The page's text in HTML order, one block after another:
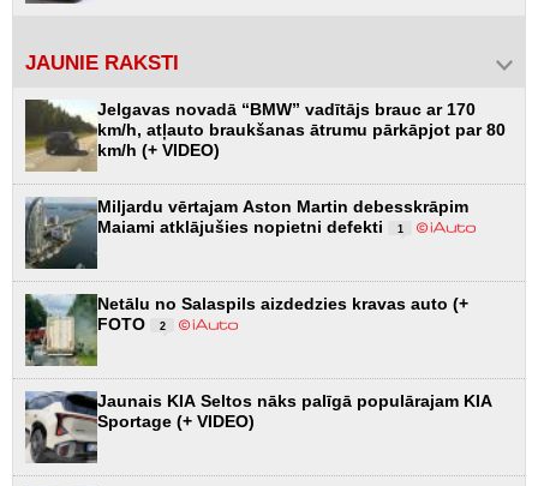
JAUNIE RAKSTI
Jelgavas novadā “BMW” vadītājs brauc ar 170
km/h, atļauto braukšanas ātrumu pārkāpjot par 80
km/h (+ VIDEO)
Miljardu vērtajam Aston Martin debesskrāpim
Maiami atklājušies nopietni defekti
1
Netālu no Salaspils aizdedzies kravas auto (+
FOTO
2
Jaunais KIA Seltos nāks palīgā populārajam KIA
Sportage (+ VIDEO)